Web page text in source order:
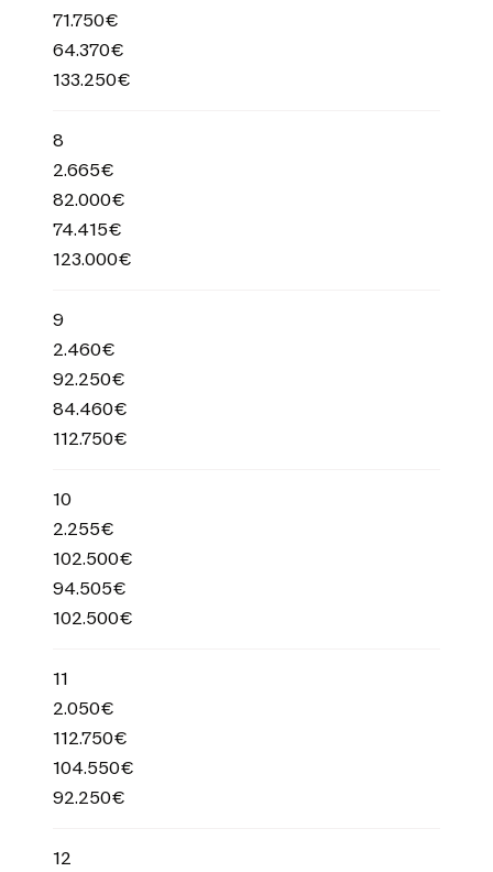
71.750€
64.370€
133.250€
8
2.665€
82.000€
74.415€
123.000€
9
2.460€
92.250€
84.460€
112.750€
10
2.255€
102.500€
94.505€
102.500€
11
2.050€
112.750€
104.550€
92.250€
12